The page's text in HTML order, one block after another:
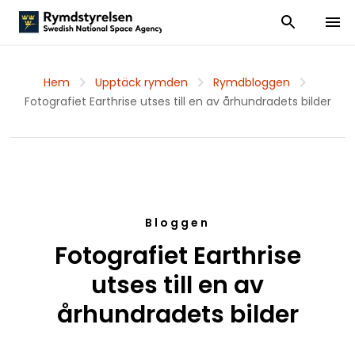
Visa och dölj
Visa
Hem Upptäck rymden
Rymdbloggen
Fotografiet Earthrise utses till en av århundradets bilder
Bloggen
Fotografiet Earthrise
utses till en av
århundradets bilder